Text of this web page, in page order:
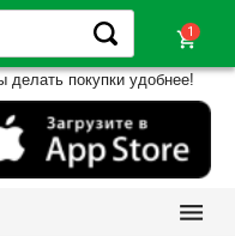
shopping_cart
делать покупки удобнее!
